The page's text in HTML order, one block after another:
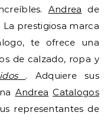
Andrea de
prestigiosa marca
te ofrece una
de calzado, ropa y
. Adquiere sus
Andrea Catalogos
representantes de